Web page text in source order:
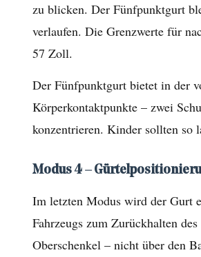
(ca.
1
bis
Modus
–
Vorwärtsgerichtet
zu blicken. Der Fünfpunktgurt
verlaufen. Die Grenzwerte für
57 Zoll.
Der Fünfpunktgurt bietet in der
Körperkontaktpunkte – zwei
konzentrieren. Kinder sollten so
Modus 4 –
Im letzten Modus wird der Gurt
Fahrzeugs zum Zurückhalten
Oberschenkel – nicht über den